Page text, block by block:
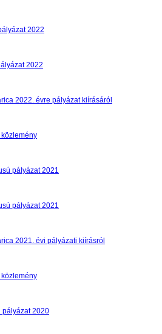
2022
2022
2022. évre pályázat kiírásáról
pályázat 2021
pályázat 2021
2021. évi pályázati kiírásról
pályázat 2020